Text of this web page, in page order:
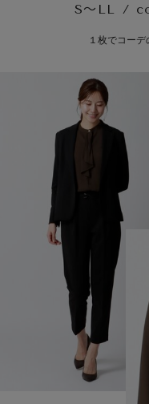
S～LL /
１枚でコー